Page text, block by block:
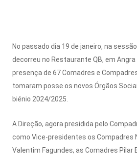
No passado dia 19 de janeiro, na
decorreu no Restaurante QB, em Angra
presença de 67 Comadres e
tomaram posse os novos Órgãos
biénio 2024/2025.
A Direção, agora presidida pelo
como Vice-presidentes os Compadres
Valentim Fagundes, as Comadres Pilar